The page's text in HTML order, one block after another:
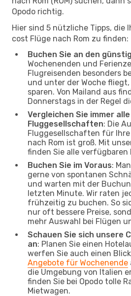
Opodo richtig.
Hier sind 5 nützliche Tipps, die
cost Flüge nach Rom zu finden:
Buchen Sie an den
Wochenenden und
Flugreisenden besonders
und unter der Woche
sparen. Von Mailand aus
Donnerstags in der Regel
Vergleichen Sie immer alle
Fluggesellschaften: Die
Fluggesellschaften für Ihre
nach Rom ist groß. Mit
finden Sie alle verfügbaren
Buchen Sie im Voraus:
gerne von spontanen
und warten mit der
letzten Minute. Wir raten
frühzeitig zu buchen. So
nur oft bessere Preise,
mehr Auswahl bei Flügen
Schauen Sie sich unsere
an: Planen Sie einen
werfen Sie auch einen
Angebote für Wochenende
die Umgebung von Italien
finden Sie bei Opodo tolle
Mietwagen.